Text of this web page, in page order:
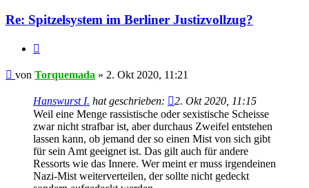
Re: Spitzelsystem im Berliner Justizvollzug?
Beitrag
von Torquemada » 2. Okt 2020, 11:21
Hanswurst I. hat geschrieben:
2. Okt 2020, 11:15
Weil eine Menge rassistische oder sexistische Scheisse
zwar nicht strafbar ist, aber durchaus Zweifel entstehen
lassen kann, ob jemand der so einen Mist von sich gibt
für sein Amt geeignet ist. Das gilt auch für andere
Ressorts wie das Innere. Wer meint er muss irgendeinen
Nazi-Mist weiterverteilen, der sollte nicht gedeckt